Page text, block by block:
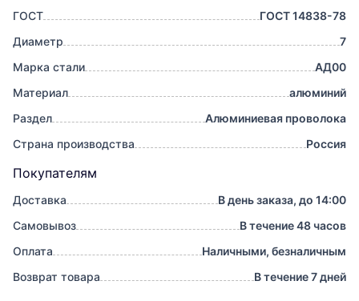
ГОСТ
ГОСТ 14838-78
Диаметр
7
Марка стали
АД00
Материал
алюминий
Раздел
Алюминиевая проволока
Страна производства
Россия
Покупателям
Доставка
В день заказа, до 14:00
Самовывоз
В течение 48 часов
Оплата
Наличными, безналичным
Возврат товара
В течение 7 дней